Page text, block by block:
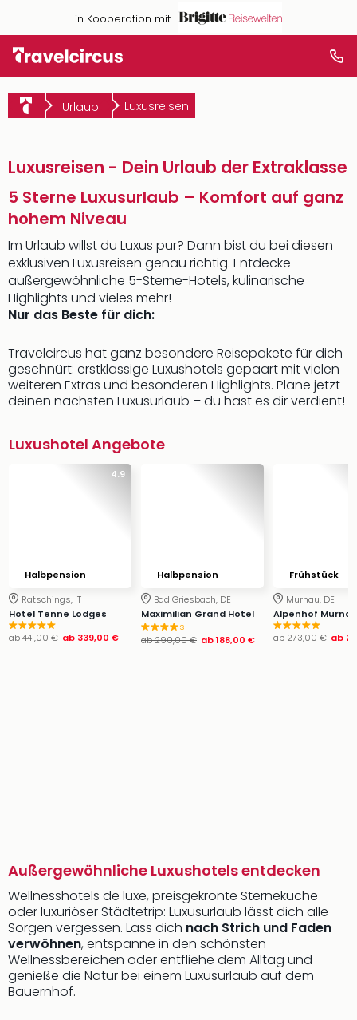
in Kooperation mit
Urlaub Luxusreisen
Luxusreisen - Dein Urlaub der Extraklasse
5 Sterne Luxusurlaub – Komfort auf ganz
hohem Niveau
Im Urlaub willst du Luxus pur? Dann bist du bei diesen
exklusiven Luxusreisen genau richtig. Entdecke
außergewöhnliche 5-Sterne-Hotels, kulinarische
Highlights und vieles mehr!
Nur das Beste für dich:
Travelcircus hat ganz besondere Reisepakete für dich
geschnürt: erstklassige Luxushotels gepaart mit vielen
weiteren Extras und besonderen Highlights. Plane jetzt
deinen nächsten Luxusurlaub – du hast es dir verdient!
Luxushotel Angebote
4.9
Halbpension
Ratschings, IT
Hotel Tenne Lodges
ab441,00 € ab 339,00 €
Halbpension
Bad Griesbach, DE
Maximilian Grand Hotel
s
ab290,00 € ab188,00 €
Frühstück
Murnau, DE
Alpenhof Murnau
ab273,00 € ab
Außergewöhnliche Luxushotels entdecken
Wellnesshotels de luxe, preisgekrönte Sterneküche
oder luxuriöser Städtetrip: Luxusurlaub lässt dich alle
Sorgen vergessen. Lass dich nach Strich und Faden
verwöhnen, entspanne in den schönsten
Wellnessbereichen oder entfliehe dem Alltag und
genieße die Natur bei einem Luxusurlaub auf dem
Bauernhof.